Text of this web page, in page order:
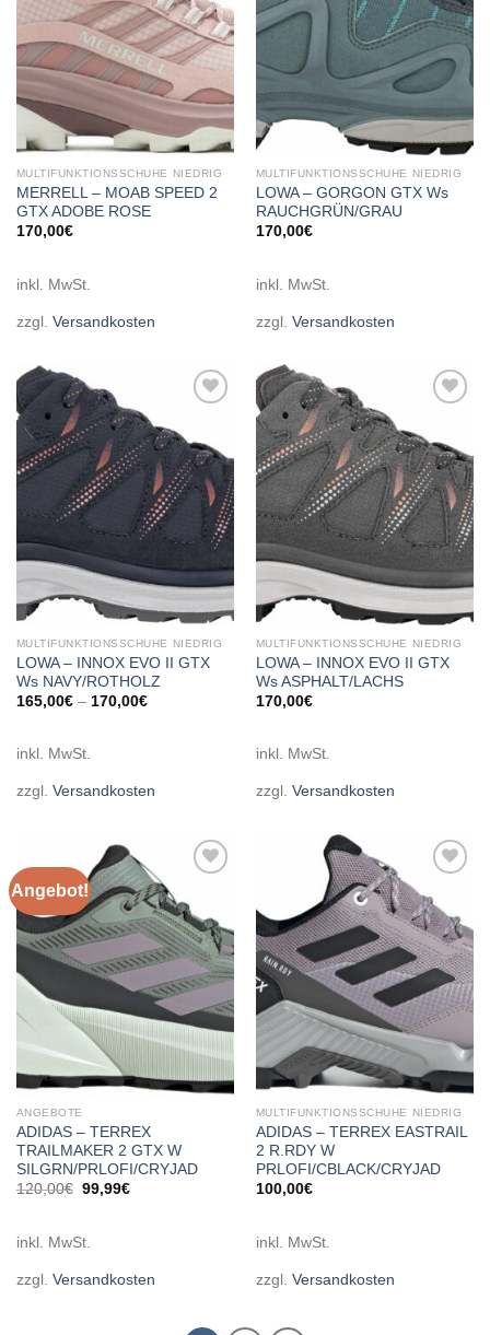
MULTIFUNKTIONSSCHUHE NIEDRIG
MERRELL – MOAB SPEED 2
GTX ADOBE ROSE
170,00€
inkl. MwSt.
zzgl. Versandkosten
MULTIFUNKTIONSSCHUHE NIEDRIG
LOWA – GORGON GTX Ws
RAUCHGRÜN/GRAU
170,00€
inkl. MwSt.
zzgl. Versandkosten
wishlist
MULTIFUNKTIONSSCHUHE NIEDRIG
LOWA – INNOX EVO II GTX
Ws NAVY/ROTHOLZ
165,00€– 170,00€
inkl. MwSt.
zzgl. Versandkosten
wishlist
MULTIFUNKTIONSSCHUHE NIEDRIG
LOWA – INNOX EVO II GTX
Ws ASPHALT/LACHS
170,00€
inkl. MwSt.
zzgl. Versandkosten
Angebot!
wishlist
ANGEBOTE
ADIDAS – TERREX
TRAILMAKER 2 GTX W
SILGRN/PRLOFI/CRYJAD
120,00€ Ursprünglicher
99,99€Aktueller
inkl. MwSt.
zzgl. Versandkosten
wishlist
MULTIFUNKTIONSSCHUHE NIEDRIG
ADIDAS – TERREX EASTRAIL
2 R.RDY W
PRLOFI/CBLACK/CRYJAD
100,00€
inkl. MwSt.
zzgl. Versandkosten